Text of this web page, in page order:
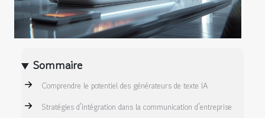
Sommaire
Comprendre le potentiel des générateurs de texte IA
Stratégies d'intégration dans la communication d'entreprise